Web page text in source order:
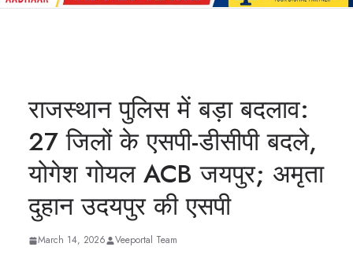
राजस्थान पुलिस में बड़ा बदलाव:
27 जिलों के एसपी-डीसीपी बदले,
योगेश गोयल ACB जयपुर; अमृता
दुहान उदयपुर की एसपी
March 14, 2026 Veeportal Team